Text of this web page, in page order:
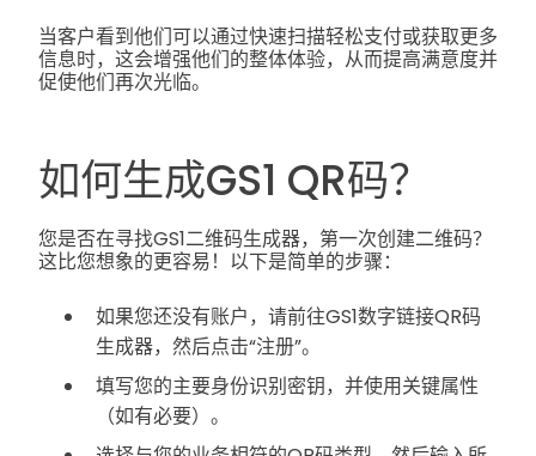
当客户看到他们可以通过快速扫描轻松支付或获取更多
信息时，这会增强他们的整体体验，从而提高满意度并
促使他们再次光临。
如何生成GS1 QR码？
您是否在寻找GS1二维码生成器，第一次创建二维码？
这比您想象的更容易！以下是简单的步骤：
如果您还没有账户，请前往GS1数字链接QR码
生成器，然后点击“注册”。
填写您的主要身份识别密钥，并使用关键属性
（如有必要）。